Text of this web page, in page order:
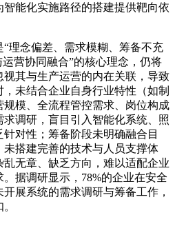
能化实施路径的搭建提供靶向依
理念偏差、需求模糊、筹备不充
营协同融合”的核心理念，仍将
其与生产运营的内在关联，导致
未结合企业自身行业特性（如制
模、全流程管控需求、岗位构成
调研，盲目引入智能化系统、照
对性；筹备阶段未明确融合目
搭建完善的技术与人员支撑体
无章、缺乏方向，难以适配企业
据调研显示，78%的企业在安全
展系统的需求调研与筹备工作，